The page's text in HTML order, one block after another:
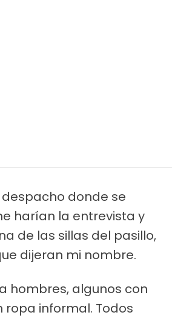
donde se
harían la entrevista y
de las sillas del pasillo,
dijeran mi nombre.
hombres, algunos con
ropa informal. Todos